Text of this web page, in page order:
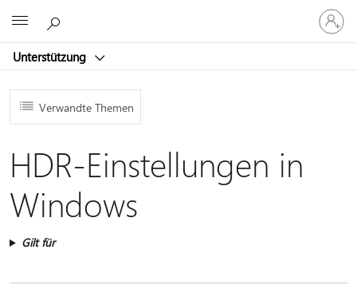
Unterstützung
Bei
Ihrem
Konto
Verwandte Themen
HDR-Einstellungen in
Windows
Gilt für